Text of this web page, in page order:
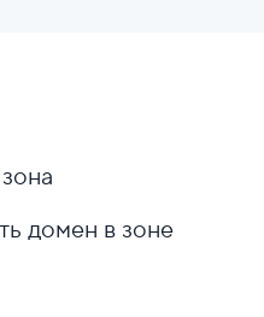
домен в зоне